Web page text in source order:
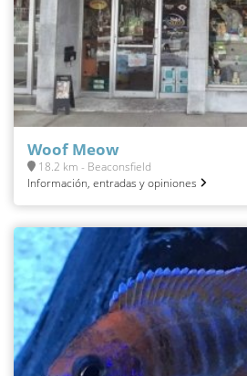
Woof Meow
18.2 km - Beaconsfield
Información, entradas y opiniones